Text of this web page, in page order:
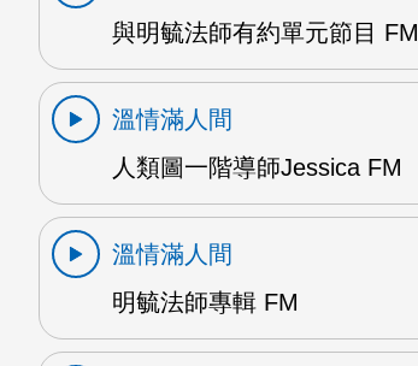
與明毓法師有約單元節目 FM
溫情滿人間
人類圖一階導師Jessica FM
溫情滿人間
明毓法師專輯 FM